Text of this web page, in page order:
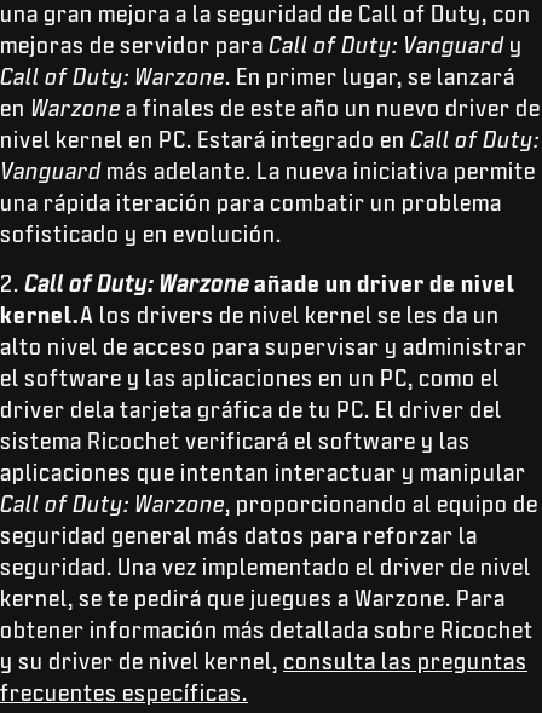
una gran mejora a la seguridad de Call of Duty, con
mejoras de servidor para Call of Duty: Vanguard y
Call of Duty: Warzone. En primer lugar, se lanzará
en Warzone a finales de este año un nuevo driver de
nivel kernel en PC. Estará integrado en Call of Duty:
Vanguard más adelante. La nueva iniciativa permite
una rápida iteración para combatir un problema
sofisticado y en evolución.
2. Call of Duty: Warzone añade un driver de nivel
kernel.A los drivers de nivel kernel se les da un
alto nivel de acceso para supervisar y administrar
el software y las aplicaciones en un PC, como el
driver dela tarjeta gráfica de tu PC. El driver del
sistema Ricochet verificará el software y las
aplicaciones que intentan interactuar y manipular
Call of Duty: Warzone, proporcionando al equipo de
seguridad general más datos para reforzar la
seguridad. Una vez implementado el driver de nivel
kernel, se te pedirá que juegues a Warzone. Para
obtener información más detallada sobre Ricochet
y su driver de nivel kernel, consulta las preguntas
frecuentes específicas.